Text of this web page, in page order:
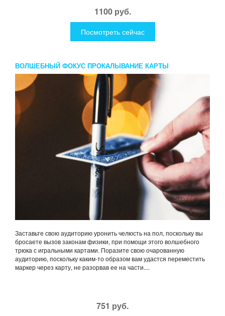
1100 руб.
Посмотреть сейчас
ВОЛШЕБНЫЙ ФОКУС ПРОКАЛЫВАНИЕ КАРТЫ
Заставьте свою аудиторию уронить челюсть на пол, поскольку вы
бросаете вызов законам физики, при помощи этого волшебного
трюка с игральными картами. Поразите свою очарованную
аудиторию, поскольку каким-то образом вам удастся переместить
маркер через карту, не разорвав ее на части....
751 руб.